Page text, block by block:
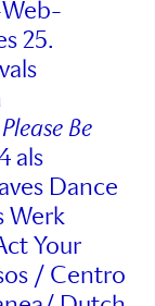
25.
Please Be
als
Dance
Werk
Your
/ Centro